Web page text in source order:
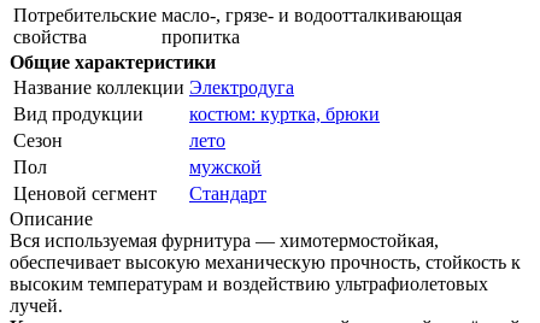
Потребительские
свойства
масло-, грязе- и водоотталкивающая
пропитка
Общие характеристики
Название коллекции Электродуга
Вид продукции
костюм: куртка, брюки
Сезон
лето
Пол
мужской
Ценовой сегмент
Стандарт
Описание
Вся используемая фурнитура — химотермостойкая,
обеспечивает высокую механическую прочность, стойкость к
высоким температурам и воздействию ультрафиолетовых
лучей.